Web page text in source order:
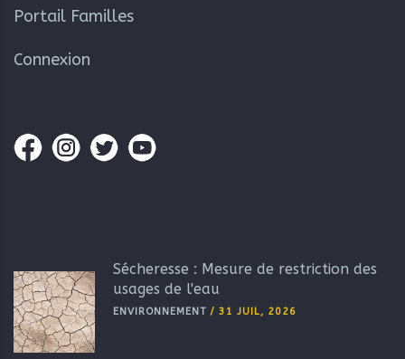
Portail Familles
Connexion
Sécheresse : Mesure de restriction des
usages de l'eau
ENVIRONNEMENT / 31 JUIL, 2026